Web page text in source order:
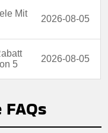
Mit
2026-08-05
5
2026-08-05